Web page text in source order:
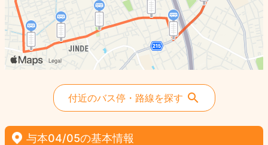
付近のバス停・路線を探す
与本04/05の基本情報